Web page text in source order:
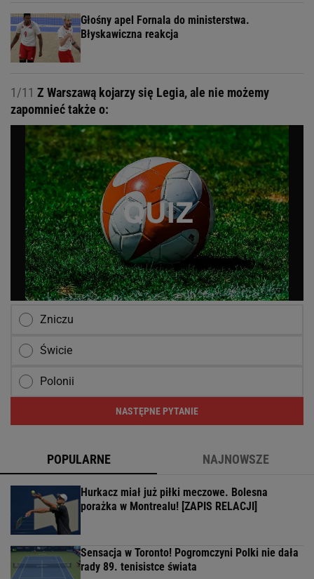
Głośny apel Fornala do ministerstwa.
Błyskawiczna reakcja
1/11 Z Warszawą kojarzy się Legia, ale nie możemy
zapomnieć także o:
Zniczu
Świcie
Polonii
NASTĘPNE PYTANIE
POPULARNE NAJNOWSZE
Hurkacz miał już piłki meczowe. Bolesna
porażka w Montrealu! [ZAPIS RELACJI]
Sensacja w Toronto! Pogromczyni Polki nie dała
rady 89. tenisistce świata